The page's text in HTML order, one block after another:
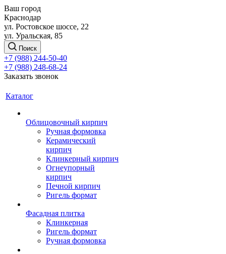
Ваш город
Краснодар
ул. Ростовское шоссе, 22
ул. Уральская, 85
Поиск
+7 (988) 244-50-40
+7 (988) 248-68-24
Заказать звонок
Каталог
Облицовочный кирпич
Ручная формовка
Керамический
кирпич
Клинкерный кирпич
Огнеупорный
кирпич
Печной кирпич
Ригель формат
Фасадная плитка
Клинкерная
Ригель формат
Ручная формовка